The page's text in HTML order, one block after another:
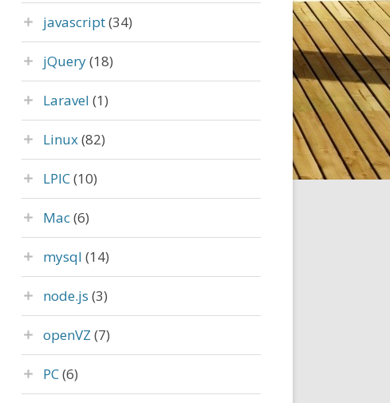
,function(ev){
javascript(34)
jQuery(18)
Laravel (1)
Linux(82)
LPIC(10)
Mac(6)
mysql (14)
node.js (3)
openVZ (7)
PC(6)